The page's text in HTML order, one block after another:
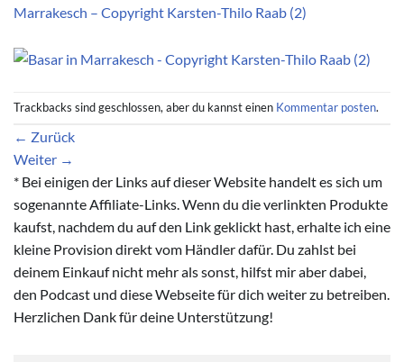
Marrakesch – Copyright Karsten-Thilo Raab (2)
Trackbacks sind geschlossen, aber du kannst einen Kommentar posten.
← Zurück
Weiter →
* Bei einigen der Links auf dieser Website handelt es sich um
sogenannte Affiliate-Links. Wenn du die verlinkten Produkte
kaufst, nachdem du auf den Link geklickt hast, erhalte ich eine
kleine Provision direkt vom Händler dafür. Du zahlst bei
deinem Einkauf nicht mehr als sonst, hilfst mir aber dabei,
den Podcast und diese Webseite für dich weiter zu betreiben.
Herzlichen Dank für deine Unterstützung!